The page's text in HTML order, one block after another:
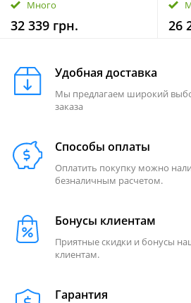
Много
32 339 грн. 26
Удобная доставка
Мы предлагаем широкий
заказа
Способы оплаты
Оплатить покупку можно
безналичным расчетом.
Бонусы клиентам
Приятные скидки и бонусы
клиентам.
Гарантия